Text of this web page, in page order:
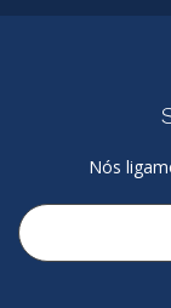
Nós